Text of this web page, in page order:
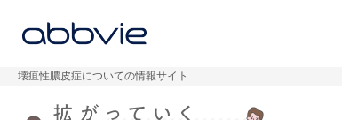
壊疽性膿皮症についての情報サイト